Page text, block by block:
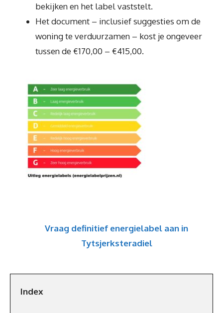
bekijken en het label vaststelt.
Het document – inclusief suggesties om de
woning te verduurzamen – kost je ongeveer
tussen de €170,00 – €415,00.
Vraag definitief energielabel aan in
Tytsjerksteradiel
Index